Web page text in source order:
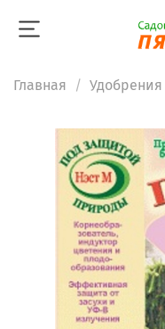
Главная Удобрения